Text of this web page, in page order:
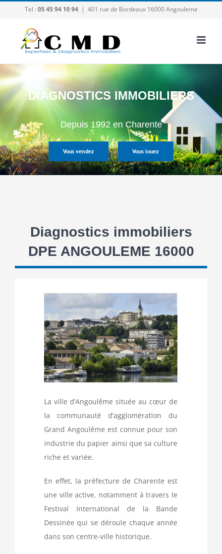
contenu
Tel : 05 45 94 10 94 | 401 rue de Bordeaux 16000 Angouleme
DIAGNOSTICS IMMOBILIERS
Depuis 1992 en Charente
Vous vendez Vous louez
Diagnostics immobiliers
DPE ANGOULEME 16000
La ville d’Angoulême située au cœur de
la communauté d’agglomération du
Grand Angoulême est connue pour son
industrie du papier ainsi que sa culture
riche et variée.
En effet, la préfecture de Charente est
une ville active, notamment à travers le
Festival International de la Bande
Dessinée qui se déroule chaque année
dans son centre-ville historique.